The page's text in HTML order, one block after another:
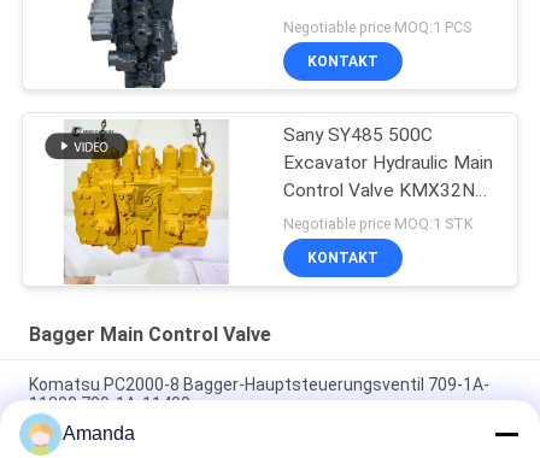
Negotiable price MOQ:1 PCS
KONTAKT
Sany SY485 500C
Excavator Hydraulic Main
Control Valve KMX32NA
High Quality
Negotiable price MOQ:1 STK
KONTAKT
Bagger Main Control Valve
Komatsu PC2000-8 Bagger-Hauptsteuerungsventil 709-1A-
11300 709-1A-11400
PC160LC-7 PC160-7 Steuerventil Bagger Komatsu, 723-57-
Amanda